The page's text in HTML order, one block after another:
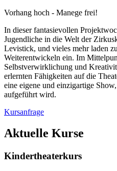
Vorhang hoch - Manege frei!
In dieser fantasievollen
Jugendliche in die Welt der
Levistick, und vieles mehr laden
Weiterentwickeln ein. Im
Selbstverwirklichung und
erlernten Fähigkeiten auf die
eine eigene und einzigartige
aufgeführt wird.
Kursanfrage
Aktuelle Kurse
Kindertheaterkurs